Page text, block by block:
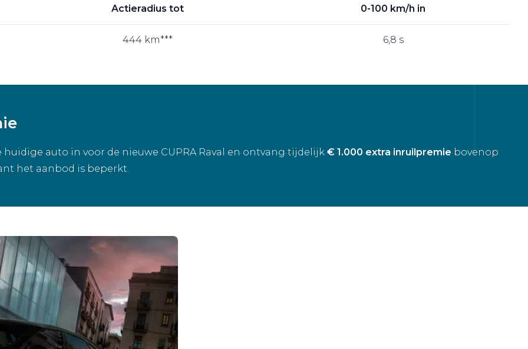
Actieradius tot 0-100 km/h in
444 km*** 6,8 s
huidige auto in voor de nieuwe CUPRA Raval en ontvang tijdelijk€ 1.000 extra inruilpremiebovenop
het aanbod is beperkt.